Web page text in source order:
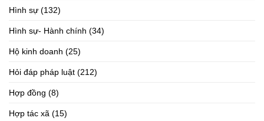
Hình sự (132)
Hình sự- Hành chính (34)
Hộ kinh doanh (25)
Hỏi đáp pháp luật (212)
Hợp đồng (8)
Hợp tác xã (15)